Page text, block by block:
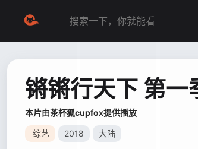
锵锵行天下 第一
本片由茶杯狐cupfox提供播放
综艺 2018 大陆